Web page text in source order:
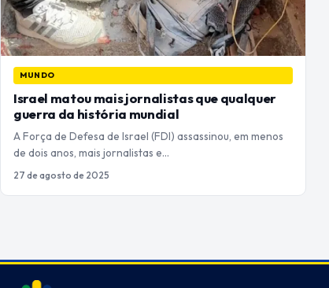
MUNDO
Israel matou mais jornalistas que qualquer
guerra da história mundial
A Força de Defesa de Israel (FDI) assassinou, em menos
de dois anos, mais jornalistas e…
27 de agosto de 2025